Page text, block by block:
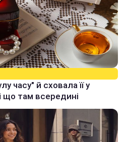
часу" й сховала її у
що там всередині